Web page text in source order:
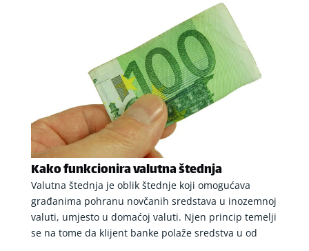
Kako funkcionira valutna štednja
Valutna štednja je oblik štednje koji omogućava
građanima pohranu novčanih sredstava u inozemnoj
valuti, umjesto u domaćoj valuti. Njen princip temelji
se na tome da klijent banke polaže sredstva u od